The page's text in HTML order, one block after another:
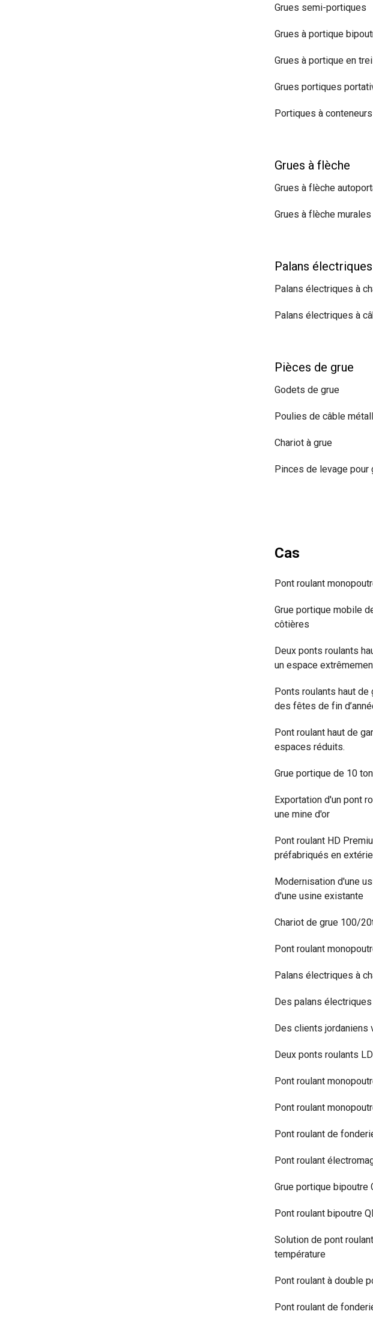
Grues semi-portiques
Grues à portique
Grues à portique en
Grues portiques
Portiques à
Grues à flèche
Grues à flèche
Grues à flèche murales
Palans électriques
Palans électriques à
Palans électriques à
Pièces de grue
Godets de grue
Poulies de câble
Chariot à grue
Pinces de levage pour
Cas
Pont roulant
Grue portique mobile
côtières
Deux ponts roulants
un espace
Ponts roulants haut
des fêtes de fin
Pont roulant haut de
espaces réduits.
Grue portique de 10
Exportation d'un pont
une mine d'or
Pont roulant HD
préfabriqués en
Modernisation d'une
d'une usine existante
Chariot de grue 100/
Pont roulant
Palans électriques à
Des palans
Des clients
Deux ponts roulants
Pont roulant
Pont roulant
Pont roulant de
Pont roulant
Grue portique
Pont roulant bipoutre
Solution de pont
température
Pont roulant à double
Pont roulant de